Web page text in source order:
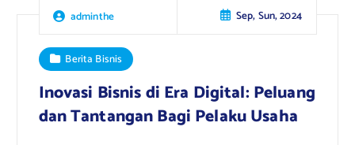
adminthe Sep, Sun, 2024
Berita Bisnis
Inovasi Bisnis di Era Digital: Peluang
dan Tantangan Bagi Pelaku Usaha